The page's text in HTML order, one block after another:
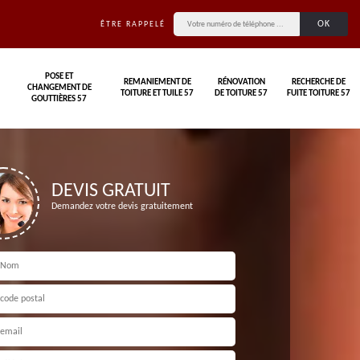
ÊTRE RAPPELÉ
POSE ET
CHANGEMENT DE
GOUTTIÈRES 57
REMANIEMENT DE
TOITURE ET TUILE 57
RÉNOVATION
DE TOITURE 57
RECHERCHE DE
FUITE TOITURE 57
DEVIS GRATUIT
Demandez votre devis gratuitement